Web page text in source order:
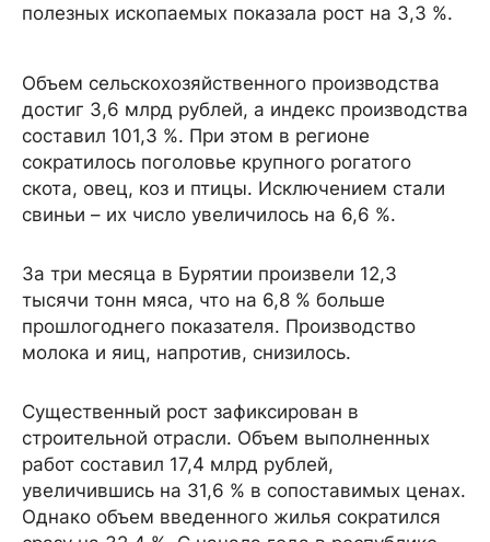
полезных ископаемых показала рост на 3,3 %.
Объем сельскохозяйственного производства
достиг 3,6 млрд рублей, а индекс производства
составил 101,3 %. При этом в регионе
сократилось поголовье крупного рогатого
скота, овец, коз и птицы. Исключением стали
свиньи – их число увеличилось на 6,6 %.
За три месяца в Бурятии произвели 12,3
тысячи тонн мяса, что на 6,8 % больше
прошлогоднего показателя. Производство
молока и яиц, напротив, снизилось.
Существенный рост зафиксирован в
строительной отрасли. Объем выполненных
работ составил 17,4 млрд рублей,
увеличившись на 31,6 % в сопоставимых ценах.
Однако объем введенного жилья сократился